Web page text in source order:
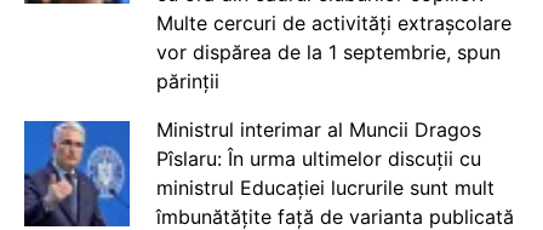
Multe cercuri de activități extrașcolare
vor dispărea de la 1 septembrie, spun
părinții
Ministrul interimar al Muncii Dragos
Pîslaru: În urma ultimelor discuții cu
ministrul Educației lucrurile sunt mult
îmbunătățite față de varianta publicată